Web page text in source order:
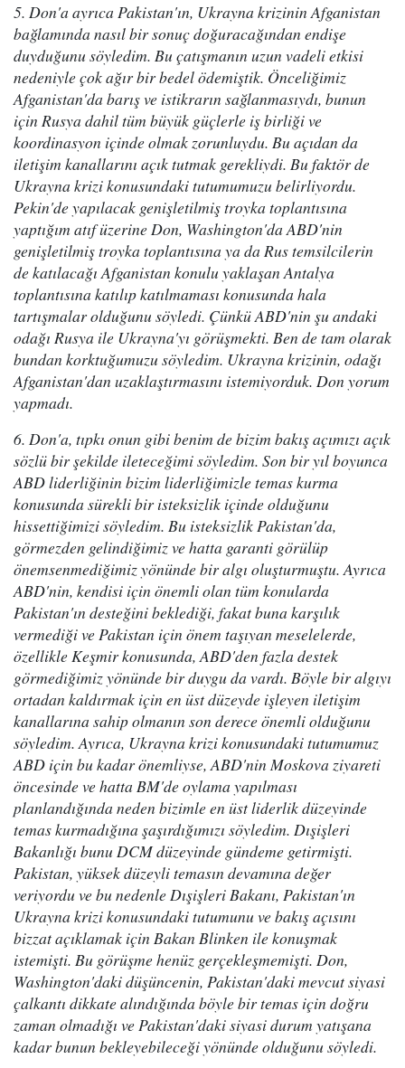
5. Don'a ayrıca Pakistan'ın, Ukrayna krizinin Afganistan
bağlamında nasıl bir sonuç doğuracağından endişe
duyduğunu söyledim. Bu çatışmanın uzun vadeli etkisi
nedeniyle çok ağır bir bedel ödemiştik. Önceliğimiz
Afganistan'da barış ve istikrarın sağlanmasıydı, bunun
için Rusya dahil tüm büyük güçlerle iş birliği ve
koordinasyon içinde olmak zorunluydu. Bu açıdan da
iletişim kanallarını açık tutmak gerekliydi. Bu faktör de
Ukrayna krizi konusundaki tutumumuzu belirliyordu.
Pekin'de yapılacak genişletilmiş troyka toplantısına
yaptığım atıf üzerine Don, Washington'da ABD'nin
genişletilmiş troyka toplantısına ya da Rus temsilcilerin
de katılacağı Afganistan konulu yaklaşan Antalya
toplantısına katılıp katılmaması konusunda hala
tartışmalar olduğunu söyledi. Çünkü ABD'nin şu andaki
odağı Rusya ile Ukrayna'yı görüşmekti. Ben de tam olarak
bundan korktuğumuzu söyledim. Ukrayna krizinin, odağı
Afganistan'dan uzaklaştırmasını istemiyorduk. Don yorum
yapmadı.
6. Don'a, tıpkı onun gibi benim de bizim bakış açımızı açık
sözlü bir şekilde ileteceğimi söyledim. Son bir yıl boyunca
ABD liderliğinin bizim liderliğimizle temas kurma
konusunda sürekli bir isteksizlik içinde olduğunu
hissettiğimizi söyledim. Bu isteksizlik Pakistan'da,
görmezden gelindiğimiz ve hatta garanti görülüp
önemsenmediğimiz yönünde bir algı oluşturmuştu. Ayrıca
ABD'nin, kendisi için önemli olan tüm konularda
Pakistan'ın desteğini beklediği, fakat buna karşılık
vermediği ve Pakistan için önem taşıyan meselelerde,
özellikle Keşmir konusunda, ABD'den fazla destek
görmediğimiz yönünde bir duygu da vardı. Böyle bir algıyı
ortadan kaldırmak için en üst düzeyde işleyen iletişim
kanallarına sahip olmanın son derece önemli olduğunu
söyledim. Ayrıca, Ukrayna krizi konusundaki tutumumuz
ABD için bu kadar önemliyse, ABD'nin Moskova ziyareti
öncesinde ve hatta BM'de oylama yapılması
planlandığında neden bizimle en üst liderlik düzeyinde
temas kurmadığına şaşırdığımızı söyledim. Dışişleri
Bakanlığı bunu DCM düzeyinde gündeme getirmişti.
Pakistan, yüksek düzeyli temasın devamına değer
veriyordu ve bu nedenle Dışişleri Bakanı, Pakistan'ın
Ukrayna krizi konusundaki tutumunu ve bakış açısını
bizzat açıklamak için Bakan Blinken ile konuşmak
istemişti. Bu görüşme henüz gerçekleşmemişti. Don,
Washington'daki düşüncenin, Pakistan'daki mevcut siyasi
çalkantı dikkate alındığında böyle bir temas için doğru
zaman olmadığı ve Pakistan'daki siyasi durum yatışana
kadar bunun bekleyebileceği yönünde olduğunu söyledi.